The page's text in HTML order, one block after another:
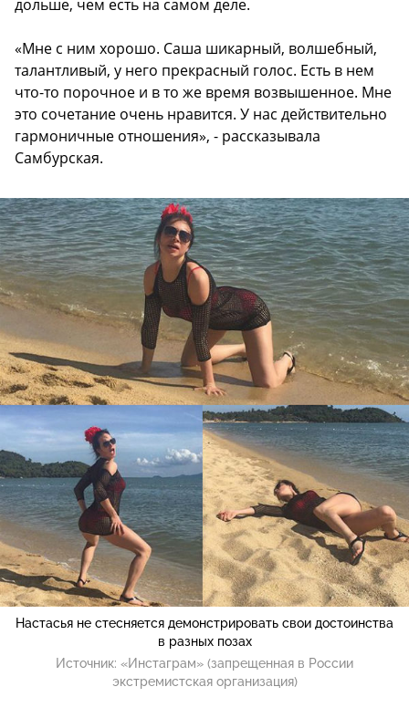
дольше, чем есть на самом деле.
«Мне с ним хорошо. Саша шикарный, волшебный,
талантливый, у него прекрасный голос. Есть в нем
что-то порочное и в то же время возвышенное. Мне
это сочетание очень нравится. У нас действительно
гармоничные отношения», - рассказывала
Самбурская.
Настасья не стесняется демонстрировать свои достоинства
в разных позах
Источник: «Инстаграм» (запрещенная в России
экстремистская организация)